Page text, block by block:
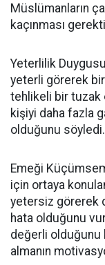
Müslümanların
kaçınması
Yeterlilik Duygusu
yeterli görerek bir
tehlikeli bir tuzak
kişiyi daha fazla
olduğunu söyledi.
Emeği
için ortaya
yetersiz görerek
hata olduğunu
değerli olduğunu
almanın